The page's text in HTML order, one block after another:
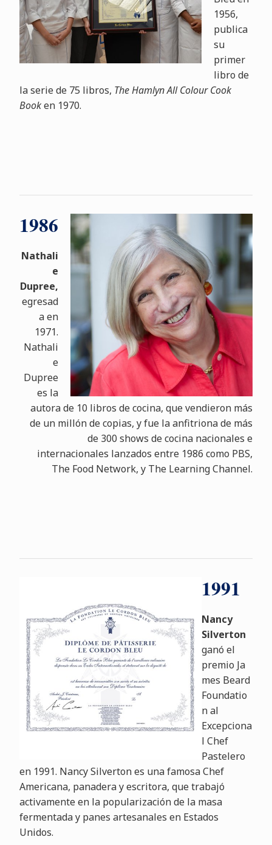
1956,
publica
su
primer
libro de
la serie de 75 libros, The Hamlyn All Colour Cook
Booken 1970.
1986
Nathali
e
Dupree,
egresad
a en
1971.
Nathali
e
Dupree
es la
autora de 10 libros de cocina, que vendieron más
de un millón de copias, y fue la anfitriona de más
de 300 shows de cocina nacionales e
internacionales lanzados entre 1986 como PBS,
The Food Network, y The Learning Channel.
1991
Nancy
Silverton
ganó el
premio Ja
mes Beard
Foundatio
n al
Excepciona
l Chef
Pastelero
en 1991. Nancy Silverton es una famosa Chef
Americana, panadera y escritora, que trabajó
activamente en la popularización de la masa
fermentada y panes artesanales en Estados
Unidos.